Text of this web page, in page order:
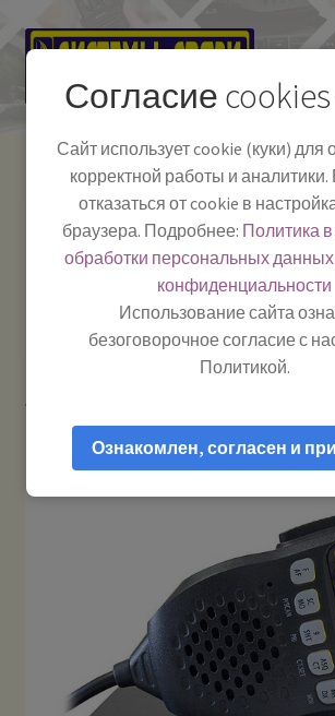
Перейти
навигации
Перейти
содержимому
Как пользоваться
Полезная информация
Мой аккаунт
Системы Связи:
г. Красноярск, ул.
Работаем:Пн-Пт:
10:00–18:00
-
MegaJet MJ-555 — Рация Си-Би (CB) 27
Согласие cookies
Сайт использует cookie (куки) для
корректной работы и
отказаться от cookie в
браузера. Подробнее: Политика
обработки персональных
конфиденциальности
Использование сайта
безоговорочное согласие с
Политикой.
Ознакомлен, согласен и